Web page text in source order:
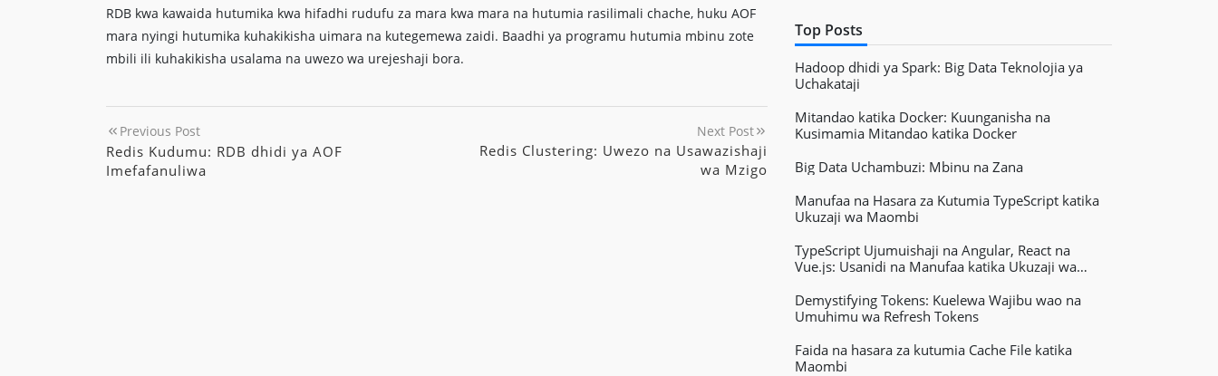
RDB kwa kawaida hutumika kwa hifadhi rudufu za mara kwa mara na hutumia rasilimali chache, huku AOF
mara nyingi hutumika kuhakikisha uimara na kutegemewa zaidi. Baadhi ya programu hutumia mbinu zote
mbili ili kuhakikisha usalama na uwezo wa urejeshaji bora.
Previous Post
Redis Kudumu: RDB dhidi ya AOF
Imefafanuliwa
Next Post
Redis Clustering: Uwezo na Usawazishaji
wa Mzigo
Top Posts
Hadoop dhidi ya Spark: Big Data Teknolojia ya
Uchakataji
Mitandao katika Docker: Kuunganisha na
Kusimamia Mitandao katika Docker
Big Data Uchambuzi: Mbinu na Zana
Manufaa na Hasara za Kutumia TypeScript katika
Ukuzaji wa Maombi
TypeScript Ujumuishaji na Angular, React na
Vue.js: Usanidi na Manufaa katika Ukuzaji wa
Demystifying Tokens: Kuelewa Wajibu wao na
Umuhimu wa Refresh Tokens
Faida na hasara za kutumia Cache File katika
Maombi